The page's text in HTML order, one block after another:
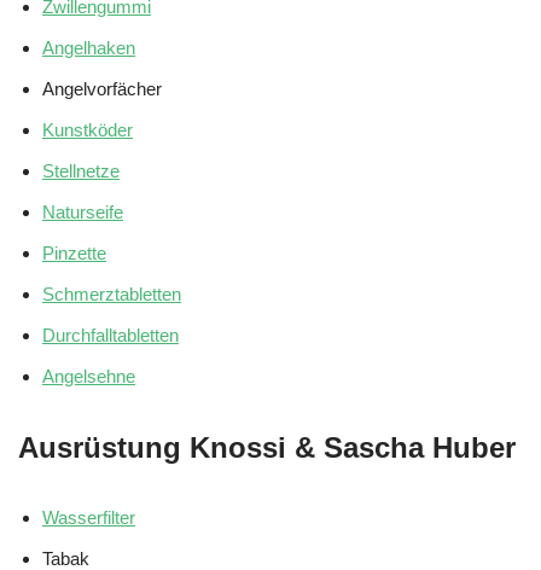
Zwillengummi
Angelhaken
Angelvorfächer
Kunstköder
Stellnetze
Naturseife
Pinzette
Schmerztabletten
Durchfalltabletten
Angelsehne
Ausrüstung Knossi & Sascha Huber
Wasserfilter
Tabak